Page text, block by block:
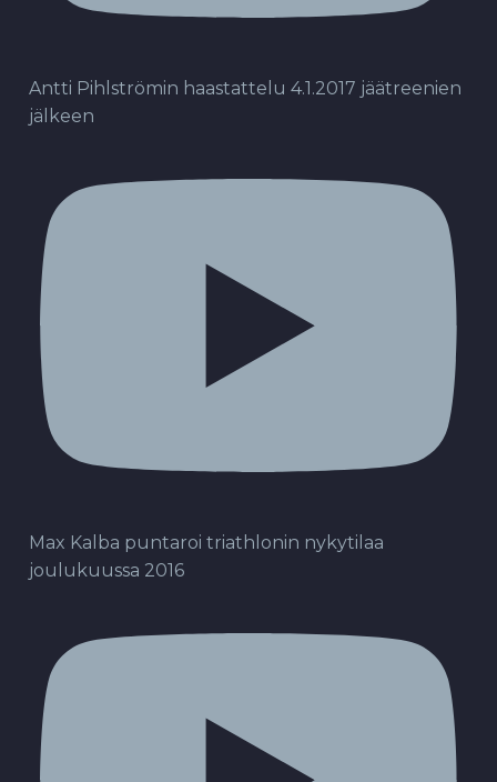
Antti Pihlströmin haastattelu 4.1.2017 jäätreenien
jälkeen
Max Kalba puntaroi triathlonin nykytilaa
joulukuussa 2016